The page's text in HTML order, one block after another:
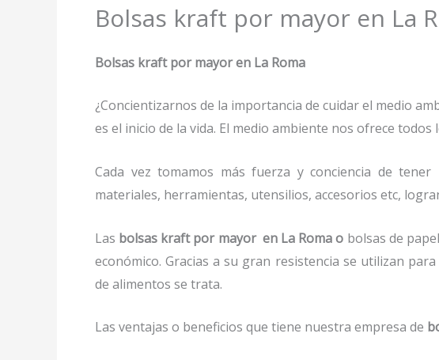
Bolsas kraft por mayor en La
Bolsas kraft por mayor en La Roma
¿Concientizarnos de la importancia de cuidar el medio
es el inicio de la vida. El medio ambiente nos ofrece
Cada vez tomamos más fuerza y conciencia de
materiales, herramientas, utensilios, accesorios etc,
Las bolsas kraft por mayor en La Roma o bolsas de
económico. Gracias a su gran resistencia se utilizan
de alimentos se trata.
Las ventajas o beneficios que tiene nuestra empresa de